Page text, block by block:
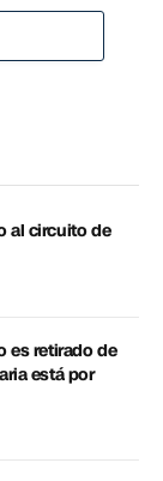
al circuito de
es retirado de
está por